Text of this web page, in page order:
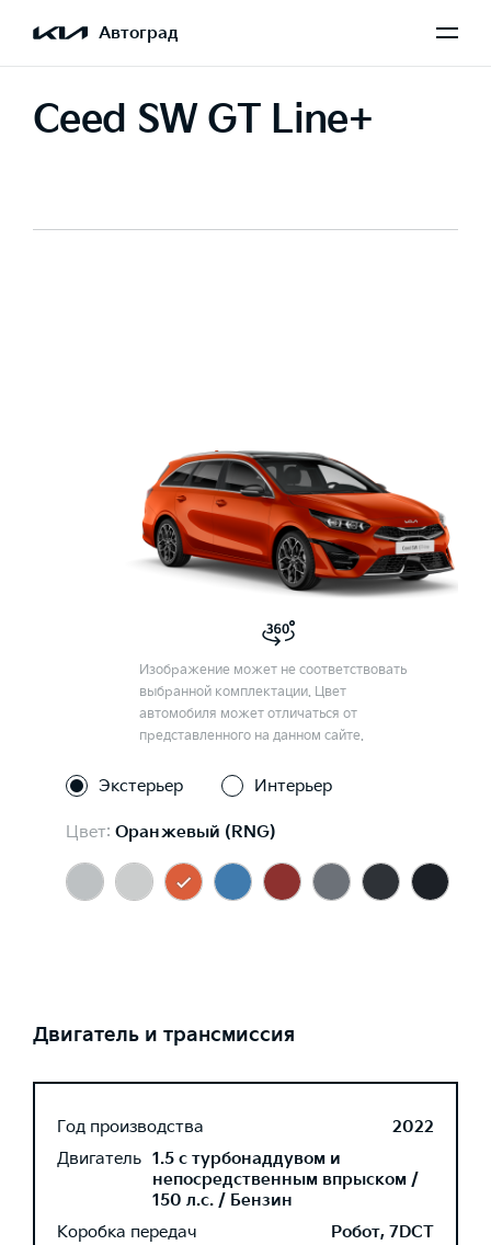
Автоград
Ceed SW GT Line+
Изображение может не соответствовать
выбранной комплектации. Цвет
автомобиля может отличаться от
представленного на данном сайте.
Экстерьер Интерьер
Цвет: Оранжевый (RNG)
Двигатель и трансмиссия
Год производства
2022
Двигатель 1.5 с турбонаддувом и
непосредственным впрыском /
150 л.с. / Бензин
Коробка передач
Робот, 7DCT